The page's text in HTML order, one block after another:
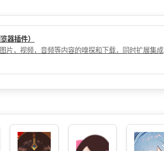
器插件）
片，视频，音频等内容的嗅探和下载，同时扩展集成